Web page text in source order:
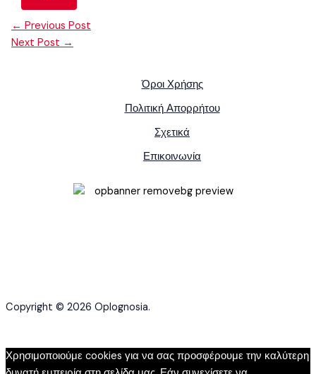
← Previous Post
Next Post →
Όροι Χρήσης
Πολιτική Απορρήτου
Σχετικά
Επικοινωνία
Copyright © 2026 Oplognosia.
Χρησιμοποιούμε cookies για να σας προσφέρουμε την καλύτερη